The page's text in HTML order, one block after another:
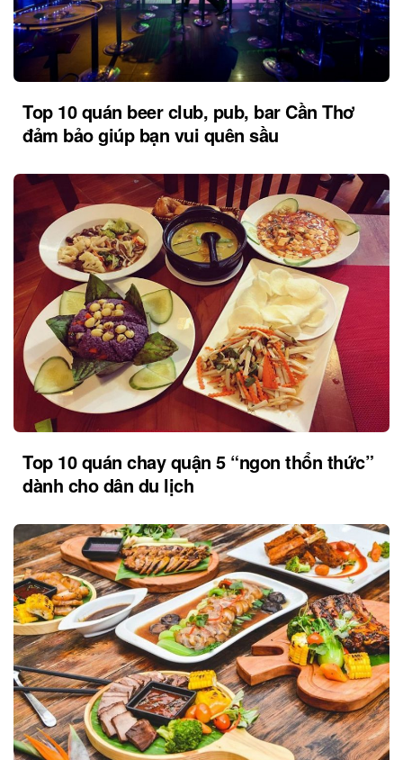
Top 10 quán beer club, pub, bar Cần Thơ
đảm bảo giúp bạn vui quên sầu
Top 10 quán chay quận 5 “ngon thổn thức”
dành cho dân du lịch